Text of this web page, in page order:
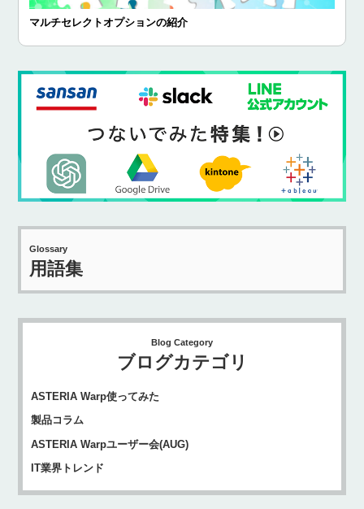
マルチセレクトオプションの紹介
Glossary
用語集
Blog Category
ブログカテゴリ
ASTERIA Warp使ってみた
製品コラム
ASTERIA Warpユーザー会(AUG)
IT業界トレンド